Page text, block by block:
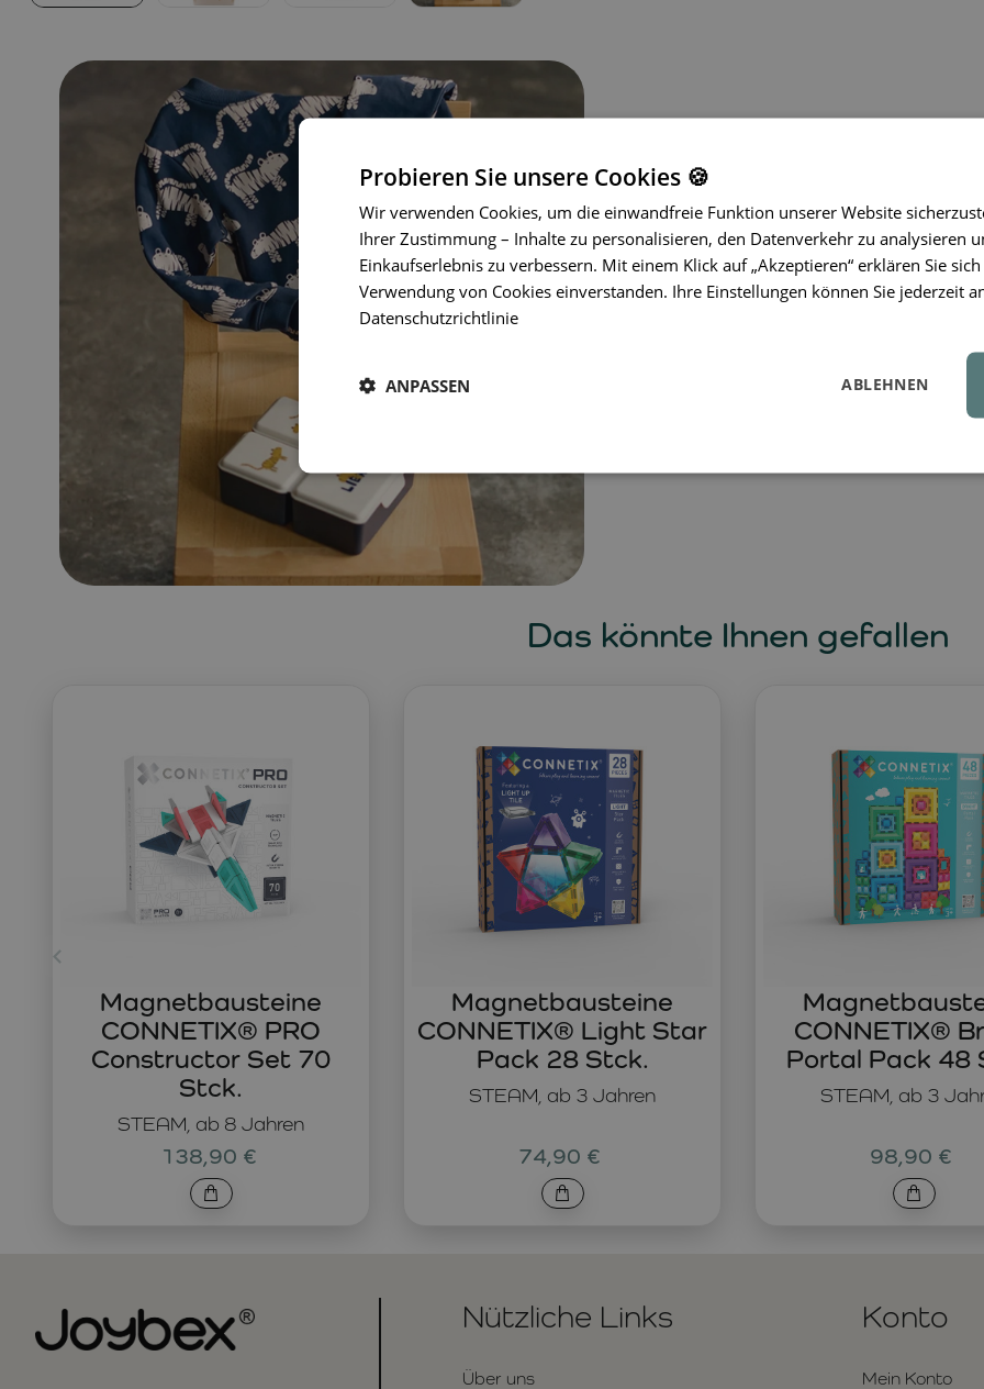
Die Kimmie Thermoflasche mit250
Kleinkinder entwickelt, die das
praktische Griffe am Deckel, einen
. Sie hält
Perfekt für den Alltag und unterwegs.
Das könnte Ihnen gefallen
STEAM, ab 8 Jahren
Magnetbausteine
CONNETIX® PRO
Constructor Set 70
Stck.
138,90 €
STEAM, ab 3 Jahren
Magnetbausteine
CONNETIX® Light Star
Pack 28 Stck.
74,90 €
STEAM, ab 3
CONNETIX®
Portal Pack 48
98,90 €
Nützliche Links
Über uns
Konto
Mein Konto
Probieren Sie unsere Cookies 🍪
Wir verwenden Cookies, um die einwandfreie Funktion unserer Website
Ihrer Zustimmung – Inhalte zu personalisieren, den Datenverkehr zu analysieren
Einkaufserlebnis zu verbessern. Mit einem Klick auf „Akzeptieren“ erklären Sie
Verwendung von Cookies einverstanden. Ihre Einstellungen können Sie jederzeit
Datenschutzrichtlinie
ABLEHNEN
ANPASSEN